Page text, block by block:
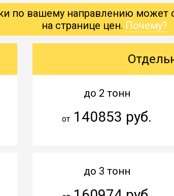
по вашему направлению может
на странице цен. Почему?
до 2 тонн
от 140853 руб.
до 3 тонн